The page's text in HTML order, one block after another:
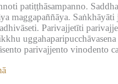
patiṭṭhāsampanno.
maggapaññāya. Saṅkhāyāti
Parivajjetīti
parivajjento vinodento